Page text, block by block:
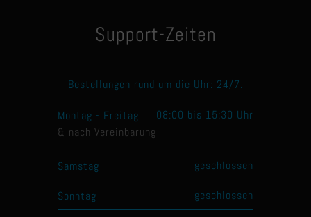
Support-Zeiten
Bestellungen rund um die Uhr: 24/7.
Montag - Freitag
& nach Vereinbarung
08:00 bis 15:30 Uhr
Samstag geschlossen
Sonntag geschlossen